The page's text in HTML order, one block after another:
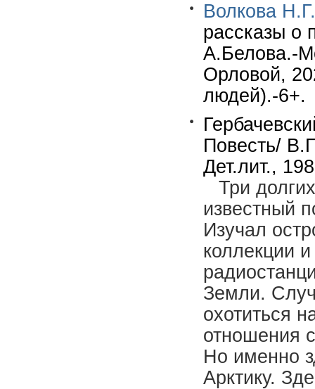
Волкова Н.Г.
рассказы о
А.Белова.-
Орловой,
людей).-6+.
Повесть/
Дет.лит.,
Три
известный
Изучал
коллекции
Земли.
охотиться
отношения
Но именно
Арктику.